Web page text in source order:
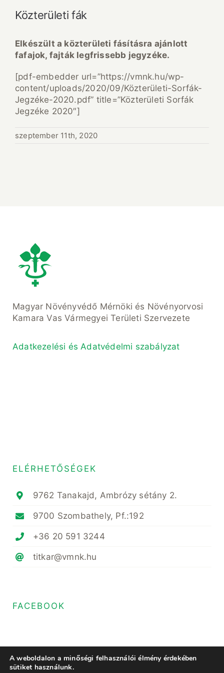
Közterületi fák
Elkészült a közterületi fásításra ajánlott
fafajok, fajták legfrissebb jegyzéke.
[pdf-embedder url=”https://vmnk.hu/wp-
content/uploads/2020/09/Közterületi-Sorfák-
Jegzéke-2020.pdf” title=”Közterületi Sorfák
Jegzéke 2020″]
szeptember 11th, 2020
Magyar Növényvédő Mérnöki és Növényorvosi
Kamara Vas Vármegyei Területi Szervezete
Adatkezelési és Adatvédelmi szabályzat
ELÉRHETŐSÉGEK
9762 Tanakajd, Ambrózy sétány 2.
9700 Szombathely, Pf.:192
+36 20 591 3244
titkar@vmnk.hu
FACEBOOK
A weboldalon a minőségi felhasználói élmény érdekében
sütiket használunk.